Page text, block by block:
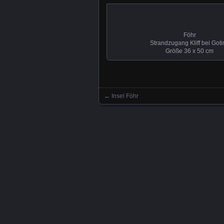
Föhr
Strandzugang Kliff bei
Größe 36 x 50 cm
Beitrag Navigation
← Insel Föhr